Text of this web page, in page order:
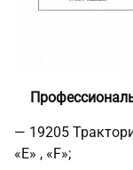
— 19205
«E» , «F»;